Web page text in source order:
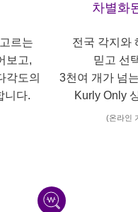
르는
보고,
각도의
니다.
차별화
전국 각지와
믿고 선
3천여 개가 넘
Kurly Only
(온라인